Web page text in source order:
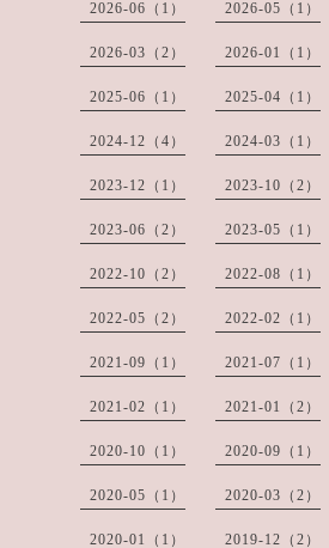
2026-06（1） 2026-05（1）
2026-03（2） 2026-01（1）
2025-06（1） 2025-04（1）
2024-12（4） 2024-03（1）
2023-12（1） 2023-10（2）
2023-06（2） 2023-05（1）
2022-10（2） 2022-08（1）
2022-05（2） 2022-02（1）
2021-09（1） 2021-07（1）
2021-02（1） 2021-01（2）
2020-10（1） 2020-09（1）
2020-05（1） 2020-03（2）
2020-01（1） 2019-12（2）